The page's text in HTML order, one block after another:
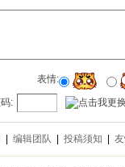
表情:
:
编辑团队 投稿须知